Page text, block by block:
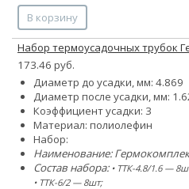
В корзину
Набор термоусадочных трубок
173.46 руб.
Диаметр до усадки, мм: 4.869
Диаметр после усадки, мм: 1.6
Коэффициент усадки: 3
Материал: полиолефин
Набор:
Наименование:
Состав набора: • ТТК-4.8/1.6 —
• ТТК-6/2 — 8шт;